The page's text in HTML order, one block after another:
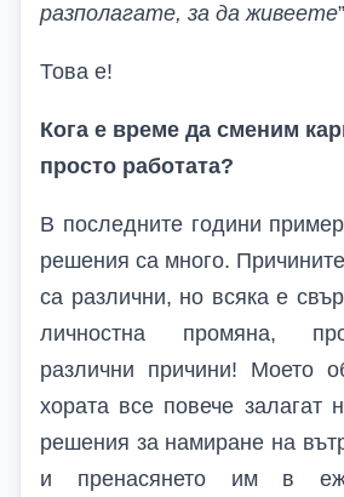
разполагате, за да живеете
Това е!
Кога е време да сменим
просто работата?
В последните години
решения са много.
са различни, но всяка е
личностна промяна,
различни причини! Моето
хората все повече залагат
решения за намиране на
и пренасянето им в